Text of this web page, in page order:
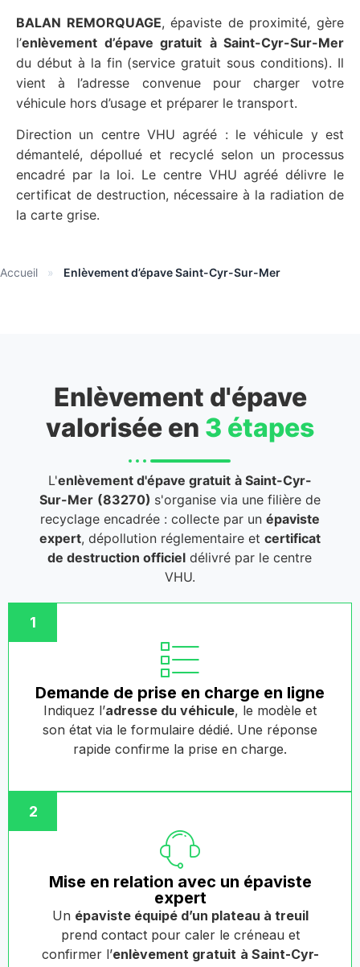
BALAN REMORQUAGE, épaviste de proximité, gère
l’enlèvement d’épave gratuit à Saint-Cyr-Sur-Mer
du début à la fin (service gratuit sous conditions). Il
vient à l’adresse convenue pour charger votre
véhicule hors d’usage et préparer le transport.
Direction un centre VHU agréé : le véhicule y est
démantelé, dépollué et recyclé selon un processus
encadré par la loi. Le centre VHU agréé délivre le
certificat de destruction, nécessaire à la radiation de
la carte grise.
Accueil » Enlèvement d’épave Saint-Cyr-Sur-Mer
Enlèvement d'épave
valorisée en 3 étapes
L'enlèvement d'épave gratuit à Saint-Cyr-
Sur-Mer (83270) s'organise via une filière de
recyclage encadrée : collecte par un épaviste
expert, dépollution réglementaire et certificat
de destruction officiel délivré par le centre
VHU.
1
Demande de prise en charge en ligne
Indiquez l’adresse du véhicule, le modèle et
son état via le formulaire dédié. Une réponse
rapide confirme la prise en charge.
2
Mise en relation avec un épaviste
expert
Un épaviste équipé d’un plateau à treuil
prend contact pour caler le créneau et
confirmer l’enlèvement gratuit à Saint-Cyr-